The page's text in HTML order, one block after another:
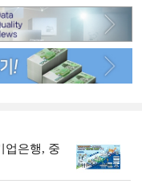
업은행, 중